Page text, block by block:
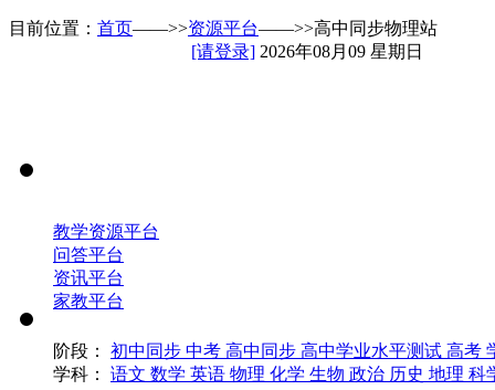
目前位置： 首页——>>资源平台——>>高中同步物理站
[请登录] 2026年08月09 星期日
教学资源平台
问答平台
资讯平台
家教平台
阶段： 初中同步 中考 高中同步 高中学业水平测试 高考
学科： 语文 数学 英语 物理 化学 生物 政治 历史 地理 科